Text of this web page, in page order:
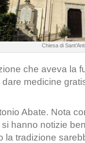
Chiesa di
che aveva la
medicine
Abate. Nota
hanno notizie
la tradizione